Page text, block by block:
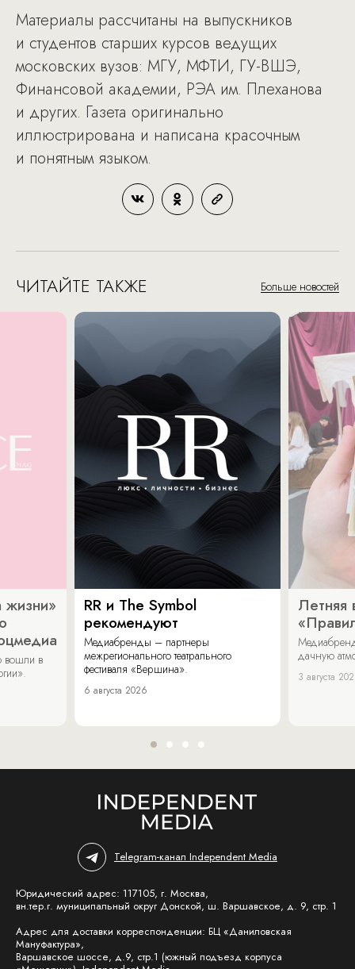
Материалы рассчитаны на выпускников
и студентов старших курсов ведущих
московских вузов: МГУ, МФТИ, ГУ-ВШЭ,
Финансовой академии, РЭА им. Плеханова
и других. Газета оригинально
иллюстрирована и написана красочным
и понятным языком.
ЧИТАЙТЕ ТАКЖЕ Больше новостей
жизни»
вошли в
RR и The Symbol
рекомендуют
Медиабренды – партнеры
межрегионального театрального
фестиваля «Вершина».
6 августа 2026
Летняя
дачную
3 августа
Telegram-канал Independent Media
Юридический адрес: 117105, г. Москва,
вн.тер.г. муниципальный округ Донской, ш. Варшавское, д. 9, стр. 1
Адрес для доставки корреспонденции: БЦ «Даниловская
Мануфактура»,
Варшавское шоссе, д.9, стр.1 (южный подъезд корпуса